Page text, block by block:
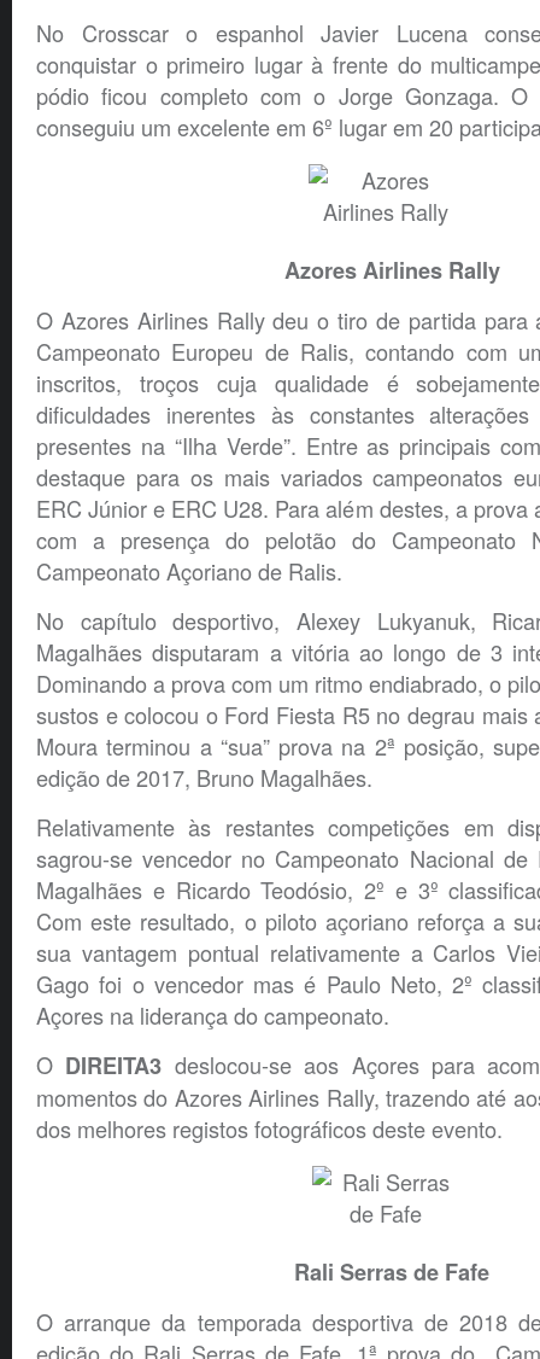
No Crosscar o espanhol Javier Lucena
conquistar o primeiro lugar à frente do
pódio ficou completo com o Jorge Gonzaga. O
conseguiu um excelente em 6º lugar em 20
Azores Airlines Rally
O Azores Airlines Rally deu o tiro de partida para
Campeonato Europeu de Ralis, contando com
inscritos, troços cuja qualidade é
dificuldades inerentes às constantes
presentes na “Ilha Verde”. Entre as principais
destaque para os mais variados campeonatos
ERC Júnior e ERC U28. Para além destes, a prova
com a presença do pelotão do Campeonato
Campeonato Açoriano de Ralis.
No capítulo desportivo, Alexey Lukyanuk,
Magalhães disputaram a vitória ao longo de 3
Dominando a prova com um ritmo endiabrado, o
sustos e colocou o Ford Fiesta R5 no degrau mais
Moura terminou a “sua” prova na 2ª posição,
edição de 2017, Bruno Magalhães.
Relativamente às restantes competições em
sagrou-se vencedor no Campeonato Nacional
Magalhães e Ricardo Teodósio, 2º e 3º
Com este resultado, o piloto açoriano reforça a
sua vantagem pontual relativamente a Carlos
Gago foi o vencedor mas é Paulo Neto, 2º
Açores na liderança do campeonato.
O DIREITA3 deslocou-se aos Açores para
momentos do Azores Airlines Rally, trazendo até
dos melhores registos fotográficos deste evento.
Rali Serras de Fafe
O arranque da temporada desportiva de 2018